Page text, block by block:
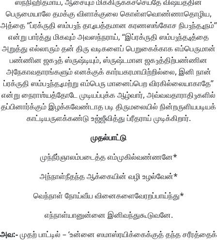
பெருமையாலே தமக்கு விளாக்குலை கொள்ளவொண்ணாதொழிய,
அத்தை “ப்ரக்ருதி ஸம்ப3ந் தா4யத்தமான கரணஸங்கோச நிப3ந்த4நம்”
என்று பார்த்து மிகவும் அவஸந்நராய், “இப்ரக்ருதி ஸம்ப3ந்த4த்தை
அறுத்து எல்லாரும் தன் திரு வடிகளைப் பெறுகைக்காக எம்பெருமான்
பண்ணின ஜக3த் ஸ்ருஷ்டியும், ஸ்ருஷ்டமான ஜக3த்திற்பண்ணின
அநேகாவதாரங்களும் எனக்குக் கார்யகரமாயிற்றில்லை, இனி நான்
ப்ரக்ருதி ஸம்ப3ந்த4மற்று எம்பெரு மானைப்பெற விரகில்லையாகாதே”
என்று நைராஶ்யத்தோடே முடியப்புக்க ஆழ்வார், அவ்வவதாராதி3களில்
தப்பினார்க்கும் இழக்கவேண்டாத படி திருமலையில் நின்றருளியபடியக்
காட்டியருளக்கண்டு உஜ்ஜீவித்து ப்ரீதராய் முடிக்கிறார்.
முதல்பாட்டு
முந்நீர்ஞாலம்படைத்த எம்முகில்வண்ணனே*
அந்நாள்நீதந்த ஆக்கையின் வழி உழல்வேன்*
வெந்நாள் நோய்வீய வினைகளைவேரறப்பாய்ந்து*
எந்நாள்யானுன்னை இனிவந்துகூடுவனே.
அவ:-முதற் பாட்டில் – ‘உன்னை ஸமாஸ்ரயிக்கைக்குத் தந்த சரீரத்தைக்